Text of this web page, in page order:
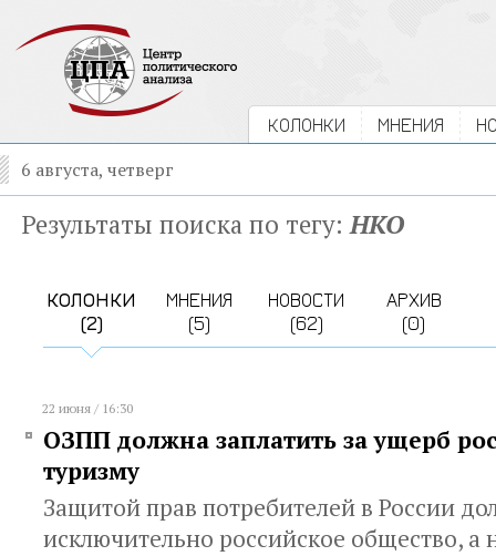
КОЛОНКИ МНЕНИЯ
6 августа, четверг
Результаты поиска по тегу:НКО
КОЛОНКИ
(2)
МНЕНИЯ
(5)
НОВОСТИ
(62)
АРХИВ
(0)
22 июня / 16:30
ОЗПП должна заплатить за ущерб
туризму
Защитой прав потребителей в России
исключительно российское общество, а